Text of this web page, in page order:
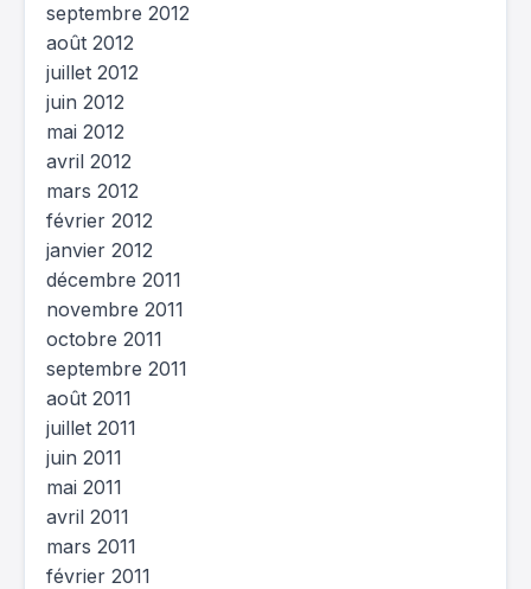
septembre 2012
août 2012
juillet 2012
juin 2012
mai 2012
avril 2012
mars 2012
février 2012
janvier 2012
décembre 2011
novembre 2011
octobre 2011
septembre 2011
août 2011
juillet 2011
juin 2011
mai 2011
avril 2011
mars 2011
février 2011